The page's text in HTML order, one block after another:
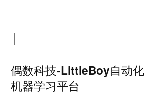
偶数科技-LittleBoy自动化
机器学习平台